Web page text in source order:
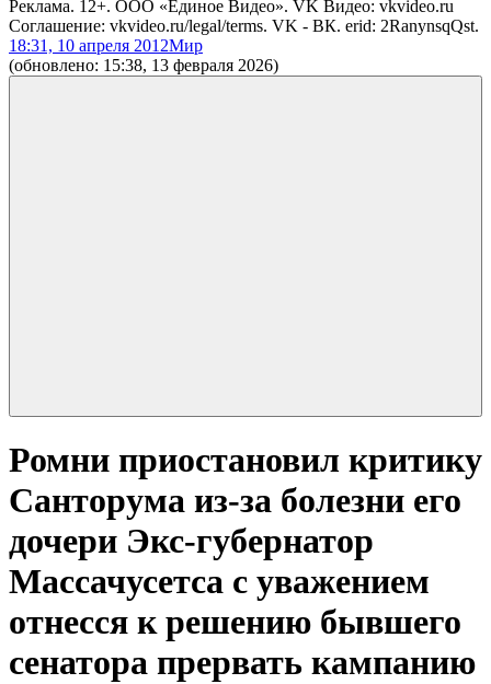
Реклама. 12+. ООО «Единое Видео». VK Видео: vkvideo.ru
Соглашение: vkvideo.ru/legal/terms. VK - ВК. erid: 2RanynsqQst.
18:31, 10 апреля 2012Мир
(обновлено: 15:38, 13 февраля 2026)
Ромни приостановил критику
Санторума из-за болезни его
дочери Экс-губернатор
Массачусетса с уважением
отнесся к решению бывшего
сенатора прервать кампанию